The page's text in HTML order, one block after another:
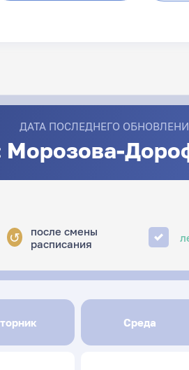
ДАТА ПОСЛЕДНЕГО
Морозова-
↺
после смены
расписания
Среда